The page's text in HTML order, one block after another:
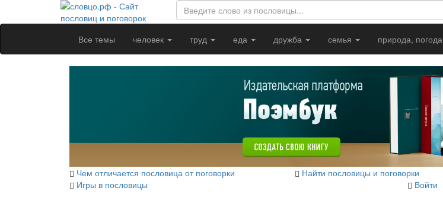
Все темы человек труд еда дружба семья природа, погода
Чем отличается пословица от поговорки Найти пословицы и поговорки
Игры в пословицы
Войти